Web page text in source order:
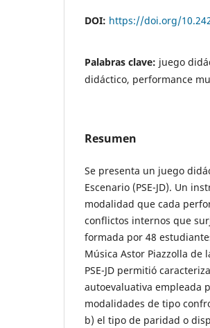
DOI: https://doi.org/
Palabras clave: juego
didáctico, performance
Resumen
Se presenta un juego
Escenario (PSE-JD). Un
modalidad que cada
conflictos internos que
formada por 48
Música Astor Piazzolla de
PSE-JD permitió
autoevaluativa empleada
modalidades de tipo
b) el tipo de paridad o